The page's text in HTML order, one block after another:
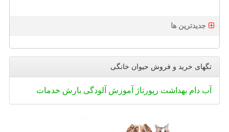
جدیدترین ها
تگهای خرید و فروش حیوان خانگی
آب دام بهداشت رپورتاژ آموزش آلودگی بارش خدمات